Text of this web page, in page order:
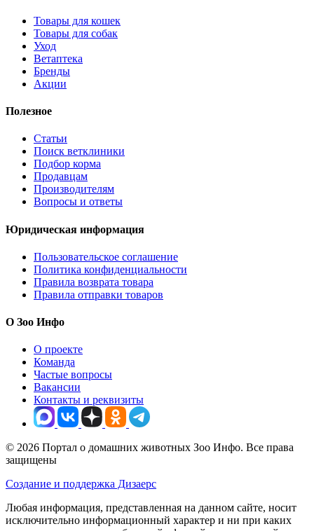
Товары для кошек
Товары для собак
Уход
Ветаптека
Бренды
Акции
Полезное
Статьи
Поиск ветклиники
Подбор корма
Продавцам
Производителям
Вопросы и ответы
Юридическая информация
Пользовательское соглашение
Политика конфиденциальности
Правила возврата товара
Правила отправки товаров
О Зоо Инфо
О проекте
Команда
Частые вопросы
Вакансии
Контакты и реквизиты
© 2026 Портал о домашних животных Зоо Инфо. Все права
защищены
Создание и поддержка Дизаерс
Любая информация, представленная на данном сайте, носит
исключительно информационный характер и ни при каких